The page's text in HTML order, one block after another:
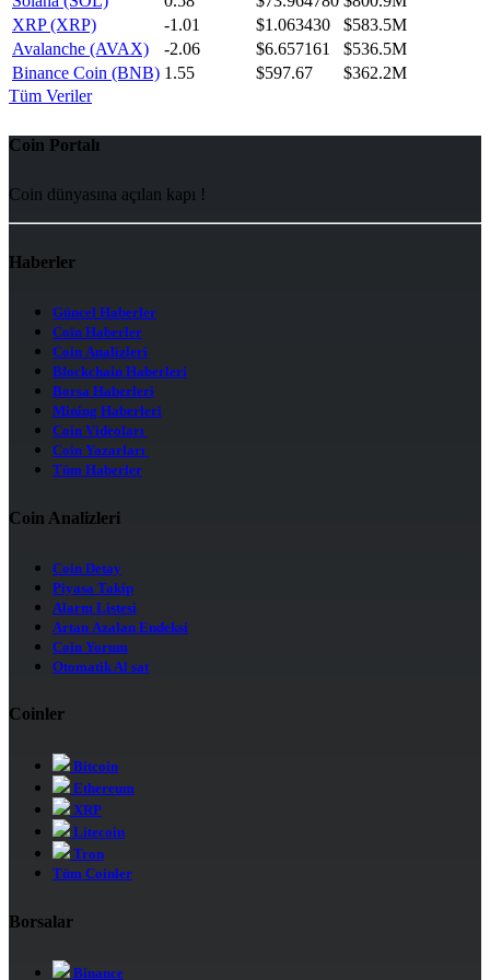
XRP (XRP)
-1.01 $1.063430
$583.5M
Avalanche (AVAX)
-2.06 $6.657161
$536.5M
Binance Coin (BNB) 1.55 $597.67
$362.2M
Tüm Veriler
Coin Portalı
Coin dünyasına açılan kapı !
Haberler
Güncel Haberler
Coin Haberler
Coin Analizleri
Blockchain Haberleri
Borsa Haberleri
Mining Haberleri
Coin Videoları
Coin Yazarları
Tüm Haberler
Coin Analizleri
Coin Detay
Piyasa Takip
Alarm Listesi
Artan Azalan Endeksi
Coin Yorum
Otomatik Al sat
Coinler
Bitcoin
Ethereum
XRP
Litecoin
Tron
Tüm Coinler
Borsalar
Binance